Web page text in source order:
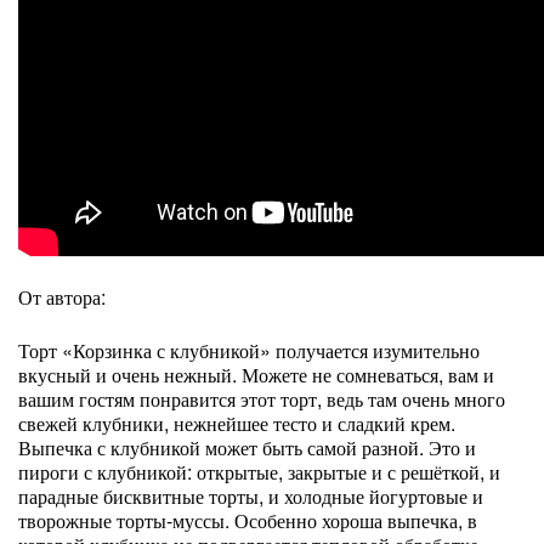
От автора:
Торт «Корзинка с клубникой» получается изумительно
вкусный и очень нежный. Можете не сомневаться, вам и
вашим гостям понравится этот торт, ведь там очень много
свежей клубники, нежнейшее тесто и сладкий крем.
Выпечка с клубникой может быть самой разной. Это и
пироги с клубникой: открытые, закрытые и с решёткой, и
парадные бисквитные торты, и холодные йогуртовые и
творожные торты-муссы. Особенно хороша выпечка, в